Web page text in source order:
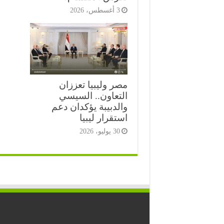
3 أغسطس، 2026
مصر وليبيا تعززان
التعاون.. السيسي
والدبيبة يؤكدان دعم
استقرار ليبيا
30 يوليو، 2026